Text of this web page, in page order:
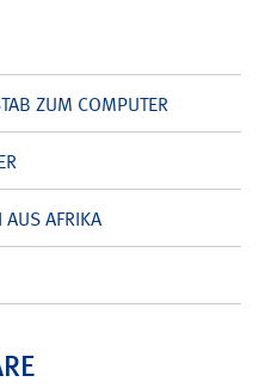
ZUM COMPUTER
AFRIKA